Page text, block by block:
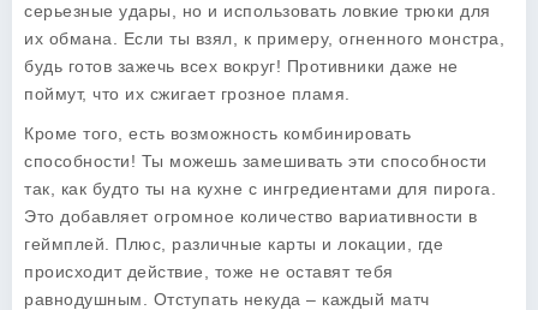
серьезные удары, но и использовать ловкие трюки для
их обмана. Если ты взял, к примеру, огненного монстра,
будь готов зажечь всех вокруг! Противники даже не
поймут, что их сжигает грозное пламя.
Кроме того, есть возможность комбинировать
способности! Ты можешь замешивать эти способности
так, как будто ты на кухне с ингредиентами для пирога.
Это добавляет огромное количество вариативности в
геймплей. Плюс, различные карты и локации, где
происходит действие, тоже не оставят тебя
равнодушным. Отступать некуда – каждый матч